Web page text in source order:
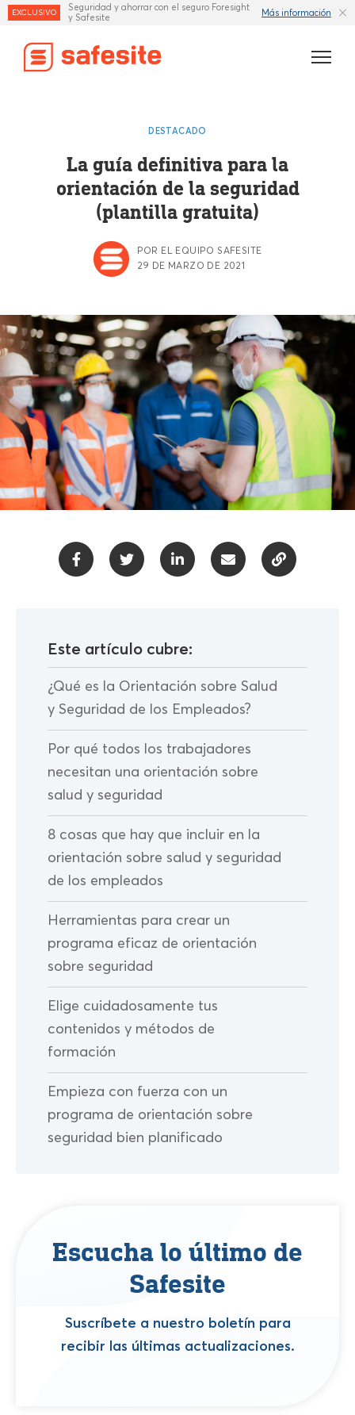
EXCLUSIVO
Seguridad y ahorrar con el seguro Foresight
y Safesite
Más información
Industrias
Recursos
Seguro
DESTACADO
La guía definitiva para la
orientación de la seguridad
(plantilla gratuita)
POR EL EQUIPO SAFESITE
29 DE MARZO DE 2021
Este artículo cubre:
¿Qué es la Orientación sobre Salud
y Seguridad de los Empleados?
Por qué todos los trabajadores
necesitan una orientación sobre
salud y seguridad
8 cosas que hay que incluir en la
orientación sobre salud y seguridad
de los empleados
Herramientas para crear un
programa eficaz de orientación
sobre seguridad
Elige cuidadosamente tus
contenidos y métodos de
formación
Empieza con fuerza con un
programa de orientación sobre
seguridad bien planificado
Escucha lo último de
Safesite
Suscríbete a nuestro boletín para
recibir las últimas actualizaciones.